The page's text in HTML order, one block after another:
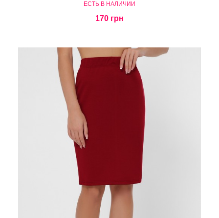
ЕСТЬ В НАЛИЧИИ
170 грн